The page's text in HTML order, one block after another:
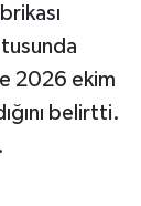
2026 ekim
belirtti.